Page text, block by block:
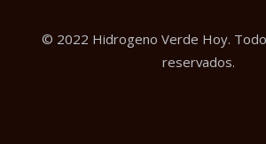
© 2022 Hidrogeno Verde Hoy.
reservados.